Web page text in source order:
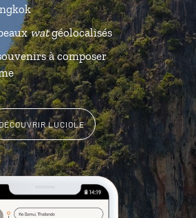
watgéolocalisés
à composer
LUCIOLE